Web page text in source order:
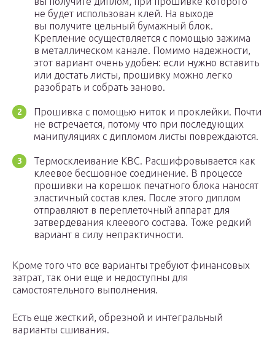
не будет использован клей. На выходе
вы получите цельный бумажный блок.
Крепление осуществляется с помощью зажима
в металлическом канале. Помимо надежности,
этот вариант очень удобен: если нужно вставить
или достать листы, прошивку можно легко
разобрать и собрать заново.
Прошивка с помощью ниток и проклейки. Почти
не встречается, потому что при последующих
манипуляциях с дипломом листы повреждаются.
Термосклеивание КВС. Расшифровывается как
клеевое бесшовное соединение. В процессе
прошивки на корешок печатного блока наносят
эластичный состав клея. После этого диплом
отправляют в переплеточный аппарат для
затвердевания клеевого состава. Тоже редкий
вариант в силу непрактичности.
Кроме того что все варианты требуют финансовых
затрат, так они еще и недоступны для
самостоятельного выполнения.
Есть еще жесткий, обрезной и интегральный
варианты сшивания.